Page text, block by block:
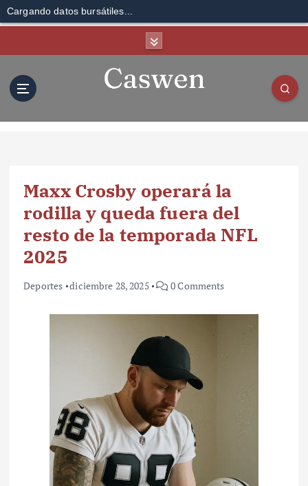
Cargando datos bursátiles...
Maxx Crosby operará la
rodilla y queda fuera del
resto de la temporada NFL
2025
Deportes diciembre 28, 2025 0 Comments